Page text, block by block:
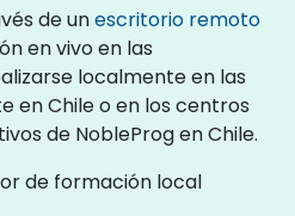
de unescritorio remoto
en vivo en las
localmente en las
en Chile o en los centros
de NobleProg en Chile.
de formación local